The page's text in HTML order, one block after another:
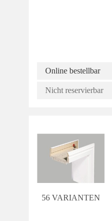
Online bestellbar
Nicht reservierbar
56 VARIANTEN